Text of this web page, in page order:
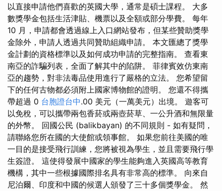
以直接申請他們喜歡的英國大學，通常是碩士課程。 大多
數獎學金包括生活津貼、機票以及全額或部分學費。 每年
10 月，申請都會透過線上入口網站發布，但某些贊助獎學
金除外，申請人透過共同贊助組織申請。 本文匯總了獎學
金計劃的資格標準以及如何成功申請的完整指南。 查看東
南亞的詐騙列表，全面了解其中的陷阱。 菲律賓效仿東南
亞的趨勢，對非法毒品使用進行了嚴格的立法。 您希望留
下的任何古物都必須附上國家博物館的證明。 您還不得攜
帶超過 0 台胞證台中.00 美元（一萬美元）出境。 遊客可
以免稅，可以攜帶兩包香菸或兩壺菸草、一公升酒和無限量
的外幣。 回國公民 (balikbayan) 的不同規則 - 如有疑問，
請聯絡您所在國的大使館或領事館。 如果您前往美國的唯
一目的是接受飛行訓練，您將被視為學生，並且需要飛行學
生簽證。 這使得發展中國家的學生能夠進入英國高等教育
機構，其中一些根據國際排名具有非常高的標準。 向來自
尼泊爾、印度和中國的候選人頒發了三十多個獎學金。 然